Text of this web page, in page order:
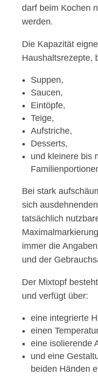
darf beim Kochen
werden.
Die Kapazität
Haushaltsrezepte,
Suppen,
Saucen,
Eintöpfe,
Teige,
Aufstriche,
Desserts,
und kleinere bis
Bei stark
sich
tatsächlich
immer die
und der
Der Mixtopf
und verfügt über:
eine integrierte
einen
eine isolierende
und eine
beiden Händen